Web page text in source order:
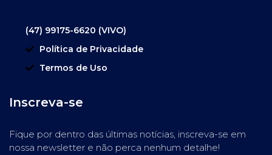
(47) 99175-6620 (VIVO)
Política de Privacidade
Termos de Uso
Inscreva-se
Fique por dentro das últimas notícias, inscreva-se em
nossa newsletter e não perca nenhum detalhe!